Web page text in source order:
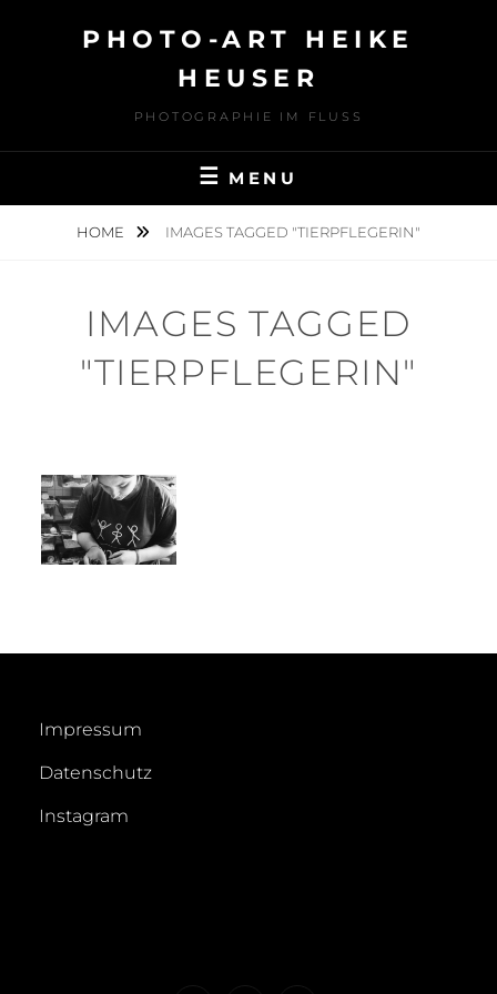
PHOTO-ART HEIKE
HEUSER
PHOTOGRAPHIE IM FLUSS
MENU
HOME IMAGES TAGGED "TIERPFLEGERIN"
IMAGES TAGGED
"TIERPFLEGERIN"
Impressum
Datenschutz
Instagram